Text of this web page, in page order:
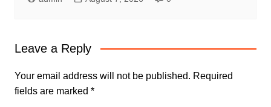
Leave a Reply
Your email address will not be published. Required
fields are marked *